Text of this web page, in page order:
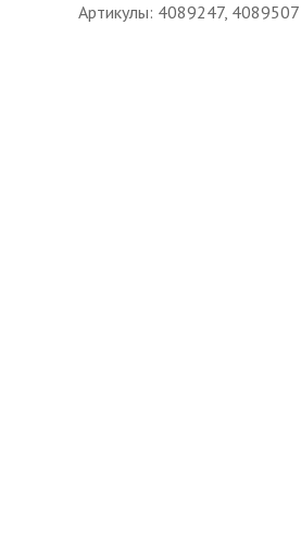
Артикулы: 4089247, 4089507